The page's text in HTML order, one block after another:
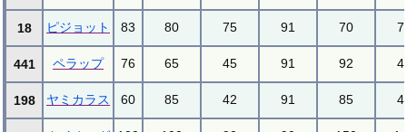
18 ピジョット 83 80 75 91 70
441 ペラップ 76 65 45 91 92
198 ヤミカラス 60 85 42 91 85